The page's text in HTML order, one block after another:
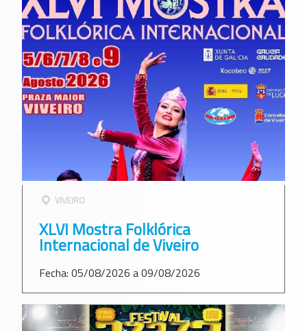
VIVEIRO
XLVI Mostra Folklórica
Internacional de Viveiro
Fecha: 05/08/2026 a 09/08/2026